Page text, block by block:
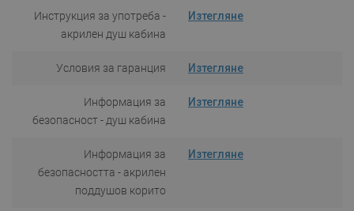
Инструкция за употреба -
акрилен душ кабина
Изтегляне
Условия за гаранция Изтегляне
Информация за
безопасност - душ кабина
Изтегляне
Информация за
безопасността - акрилен
поддушов корито
Изтегляне